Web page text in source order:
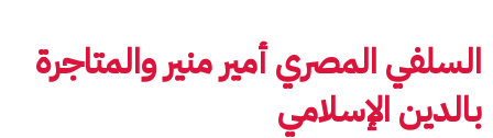
السلفي المصري أمير منيروالمتاجرة
بالدين الإسلامي